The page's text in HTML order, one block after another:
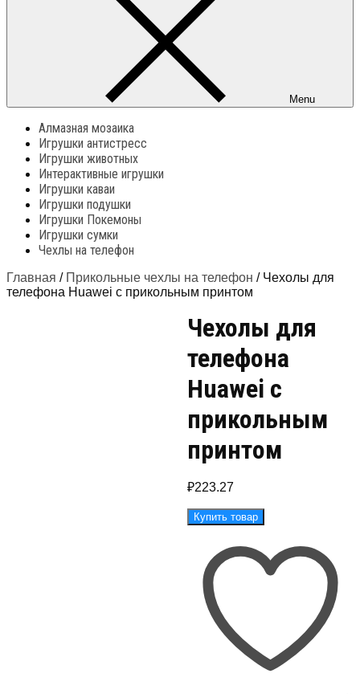
Menu
Алмазная мозаика
Игрушки антистресс
Игрушки животных
Интерактивные игрушки
Игрушки каваи
Игрушки подушки
Игрушки Покемоны
Игрушки сумки
Чехлы на телефон
Главная / Прикольные чехлы на телефон / Чехолы для
телефона Huawei с прикольным принтом
Чехолы для
телефона
Huawei с
прикольным
принтом
₽223.27
Купить товар